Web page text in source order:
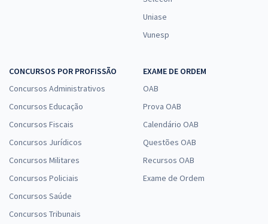
Uniase
Vunesp
CONCURSOS POR PROFISSÃO
Concursos Administrativos
Concursos Educação
Concursos Fiscais
Concursos Jurídicos
Concursos Militares
Concursos Policiais
Concursos Saúde
Concursos Tribunais
EXAME DE ORDEM
OAB
Prova OAB
Calendário OAB
Questões OAB
Recursos OAB
Exame de Ordem